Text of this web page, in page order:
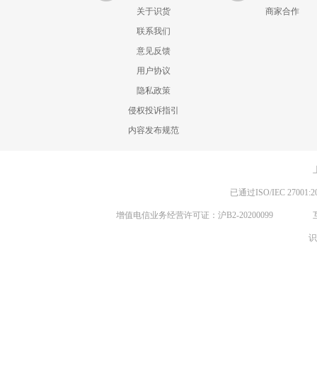
关于识货
联系我们
意见反馈
用户协议
隐私政策
侵权投诉指引
内容发布规范
商家合作
已通过ISO/IEC
增值电信业务经营许可证：沪B2-20200099